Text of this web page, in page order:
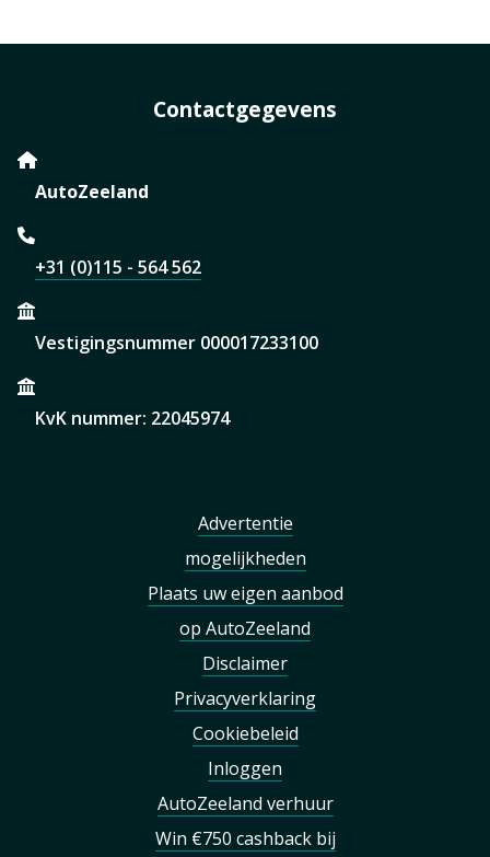
Contactgegevens
AutoZeeland
+31 (0)115 - 564 562
Vestigingsnummer 000017233100
KvK nummer: 22045974
Advertentie
mogelijkheden
Plaats uw eigen aanbod
op AutoZeeland
Disclaimer
Privacyverklaring
Cookiebeleid
Inloggen
AutoZeeland verhuur
Win €750 cashback bij